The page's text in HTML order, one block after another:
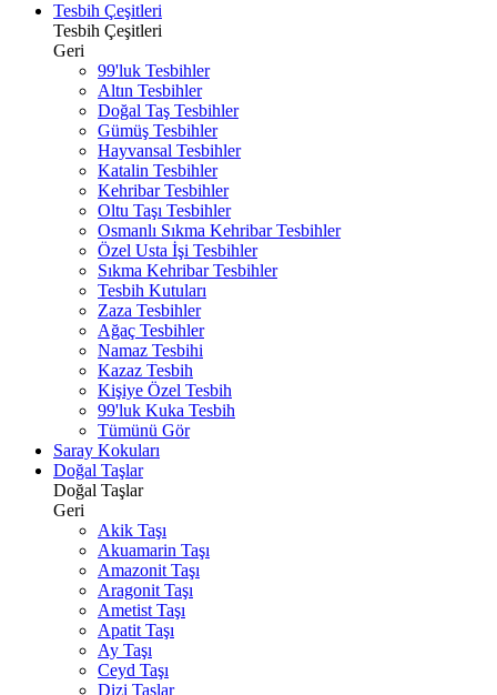
Tesbih Çeşitleri
Tesbih Çeşitleri
Geri
99'luk Tesbihler
Altın Tesbihler
Doğal Taş Tesbihler
Gümüş Tesbihler
Hayvansal Tesbihler
Katalin Tesbihler
Kehribar Tesbihler
Oltu Taşı Tesbihler
Osmanlı Sıkma Kehribar Tesbihler
Özel Usta İşi Tesbihler
Sıkma Kehribar Tesbihler
Tesbih Kutuları
Zaza Tesbihler
Ağaç Tesbihler
Namaz Tesbihi
Kazaz Tesbih
Kişiye Özel Tesbih
99'luk Kuka Tesbih
Tümünü Gör
Saray Kokuları
Doğal Taşlar
Doğal Taşlar
Geri
Akik Taşı
Akuamarin Taşı
Amazonit Taşı
Aragonit Taşı
Ametist Taşı
Apatit Taşı
Ay Taşı
Ceyd Taşı
Dizi Taşlar